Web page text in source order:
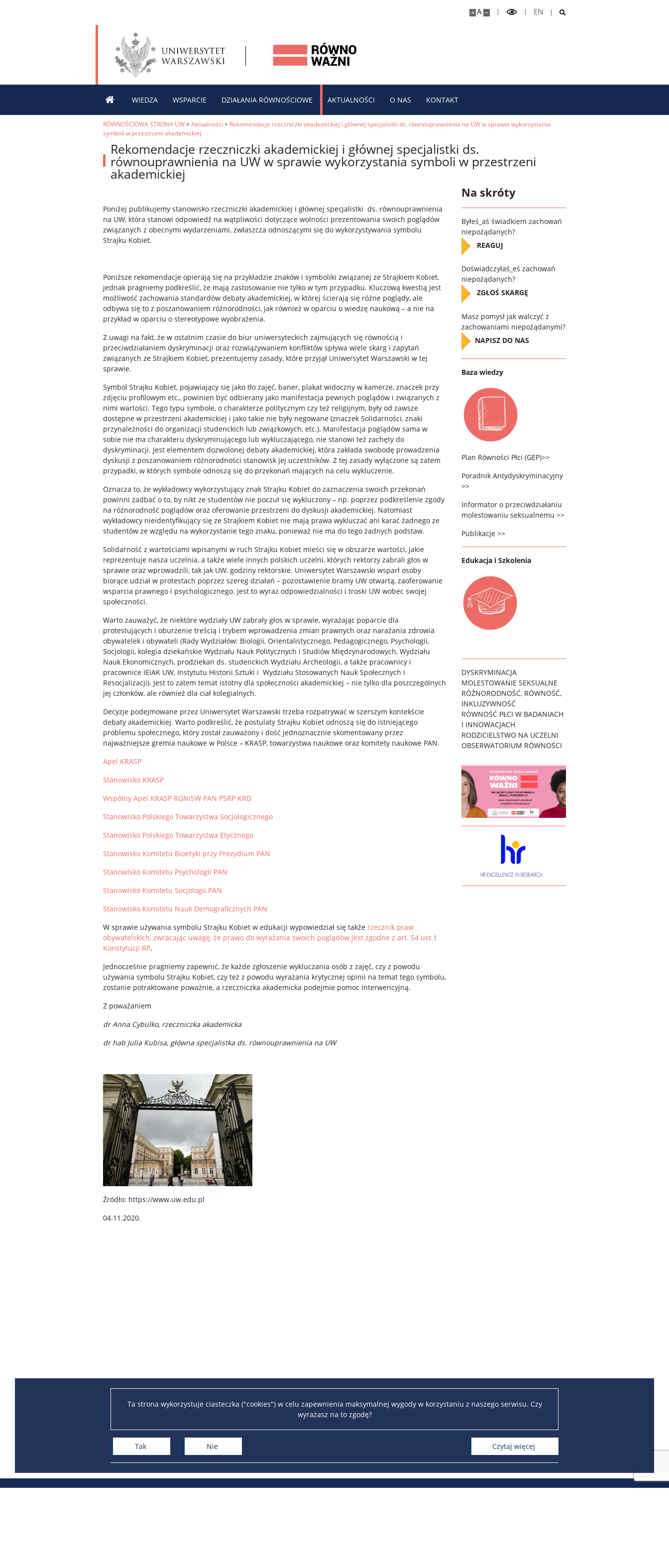
Ta strona wykorzystuje ciasteczka ("cookies") w celu zapewnienia maksymalnej wygody w korzystaniu z naszego serwisu. Czy
wyrażasz na to zgodę?
Tak Nie czytaj więcej
A EN
WIEDZA WSPARCIE DZIAŁANIA RÓWNOŚCIOWE AKTUALNOŚCI O NAS KONTAKT
RÓWNOŚCIOWA STRONA UW>Aktualności > Rekomendacje rzeczniczki akademickiej i głównej specjalistki ds. równouprawnienia na UW w sprawie wykorzystania
symboli w przestrzeni akademickiej
Rekomendacje rzeczniczki akademickiej i głównej specjalistki ds.
równouprawnienia na UW w sprawie wykorzystania symboli w przestrzeni
akademickiej
Poniżej publikujemy stanowisko rzeczniczki akademickiej i głównej specjalistki ds. równouprawnienia
na UW, która stanowi odpowiedź na wątpliwości dotyczące wolności prezentowania swoich poglądów
związanych z obecnymi wydarzeniami, zwłaszcza odnoszącymi się do wykorzystywania symbolu
Strajku Kobiet.
Poniższe rekomendacje opierają się na przykładzie znaków i symboliki związanej ze Strajkiem Kobiet,
jednak pragniemy podkreślić, że mają zastosowanie nie tylko w tym przypadku. Kluczową kwestią jest
możliwość zachowania standardów debaty akademickiej, w której ścierają się różne poglądy, ale
odbywa się to z poszanowaniem różnorodności, jak również w oparciu o wiedzę naukową – a nie na
przykład w oparciu o stereotypowe wyobrażenia.
Z uwagi na fakt, że w ostatnim czasie do biur uniwersyteckich zajmujących się równością i
przeciwdziałaniem dyskryminacji oraz rozwiązywaniem konfliktów spływa wiele skarg i zapytań
związanych ze Strajkiem Kobiet, prezentujemy zasady, które przyjął Uniwersytet Warszawski w tej
sprawie.
Symbol Strajku Kobiet, pojawiający się jako tło zajęć, baner, plakat widoczny w kamerze, znaczek przy
zdjęciu profilowym etc., powinien być odbierany jako manifestacja pewnych poglądów i związanych z
nimi wartości. Tego typu symbole, o charakterze politycznym czy też religijnym, były od zawsze
dostępne w przestrzeni akademickiej i jako takie nie były negowane (znaczek Solidarności, znaki
przynależności do organizacji studenckich lub związkowych, etc.). Manifestacja poglądów sama w
sobie nie ma charakteru dyskryminującego lub wykluczającego, nie stanowi też zachęty do
dyskryminacji. Jest elementem dozwolonej debaty akademickiej, która zakłada swobodę prowadzenia
dyskusji z poszanowaniem różnorodności stanowisk jej uczestników. Z tej zasady wyłączone są zatem
przypadki, w których symbole odnoszą się do przekonań mających na celu wykluczenie.
Oznacza to, że wykładowcy wykorzystujący znak Strajku Kobiet do zaznaczenia swoich przekonań
powinni zadbać o to, by nikt ze studentów nie poczuł się wykluczony – np. poprzez podkreślenie zgody
na różnorodność poglądów oraz oferowanie przestrzeni do dyskusji akademickiej. Natomiast
wykładowcy nieidentyfikujący się ze Strajkiem Kobiet nie mają prawa wykluczać ani karać żadnego ze
studentów ze względu na wykorzystanie tego znaku, ponieważ nie ma do tego żadnych podstaw.
Solidarność z wartościami wpisanymi w ruch Strajku Kobiet mieści się w obszarze wartości, jakie
reprezentuje nasza uczelnia, a także wiele innych polskich uczelni, których rektorzy zabrali głos w
sprawie oraz wprowadzili, tak jak UW, godziny rektorskie. Uniwersytet Warszawski wsparł osoby
biorące udział w protestach poprzez szereg działań – pozostawienie bramy UW otwartą, zaoferowanie
wsparcia prawnego i psychologicznego. Jest to wyraz odpowiedzialności i troski UW wobec swojej
społeczności.
Warto zauważyć, że niektóre wydziały UW zabrały głos w sprawie, wyrażając poparcie dla
protestujących i oburzenie treścią i trybem wprowadzenia zmian prawnych oraz narażania zdrowia
obywatelek i obywateli (Rady Wydziałów: Biologii, Orientalistycznego, Pedagogicznego, Psychologii,
Socjologii, kolegia dziekańskie Wydziału Nauk Politycznych i Studiów Międzynarodowych, Wydziału
Nauk Ekonomicznych, prodziekan ds. studenckich Wydziału Archeologii, a także pracownicy i
pracownice IEiAK UW, Instytutu Historii Sztuki i Wydziału Stosowanych Nauk Społecznych i
Resocjalizacji). Jest to zatem temat istotny dla społeczności akademickiej – nie tylko dla poszczególnych
jej członków, ale również dla ciał kolegialnych.
Decyzje podejmowane przez Uniwersytet Warszawski trzeba rozpatrywać w szerszym kontekście
debaty akademickiej. Warto podkreślić, że postulaty Strajku Kobiet odnoszą się do istniejącego
problemu społecznego, który został zauważony i dość jednoznacznie skomentowany przez
najważniejsze gremia naukowe w Polsce – KRASP, towarzystwa naukowe oraz komitety naukowe PAN.
Apel KRASP
Stanowisko KRASP
Wspólny Apel KRASP RGNiSW PAN PSRP KRD
Stanowisko Polskiego Towarzystwa Socjologicznego
Stanowisko Polskiego Towarzystwa Etycznego
Stanowisko Komitetu Bioetyki przy Prezydium PAN
Stanowisko Komitetu Psychologii PAN
Stanowisko Komitetu Socjologii PAN
Stanowisko Komitetu Nauk Demograficznych PAN
W sprawie używania symbolu Strajku Kobiet w edukacji wypowiedział się także rzecznik praw
obywatelskich, zwracając uwagę, że prawo do wyrażania swoich poglądów jest zgodne z art. 54 ust.1
Konstytucji RP.
Jednocześnie pragniemy zapewnić, że każde zgłoszenie wykluczania osób z zajęć, czy z powodu
używania symbolu Strajku Kobiet, czy też z powodu wyrażania krytycznej opinii na temat tego symbolu,
zostanie potraktowane poważnie, a rzeczniczka akademicka podejmie pomoc interwencyjną.
Z poważaniem
dr Anna Cybulko, rzeczniczka akademicka
dr hab Julia Kubisa, główna specjalistka ds. równouprawnienia na UW
Źródło: https://www.uw.edu.pl
04.11.2020.
Na skróty
Byłeś_aś świadkiem zachowań
niepożądanych?
REAGUJ
Doświadczyłaś_eś zachowań
niepożądanych?
ZGŁOŚ SKARGĘ
Masz pomysł jak walczyć z
zachowaniami niepożądanymi?
NAPISZ DO NAS
Baza wiedzy
Plan Równości Płci (GEP)>>
Poradnik Antydyskryminacyjny
>>
Informator o przeciwdziałaniu
molestowaniu seksualnemu >>
Publikacje >>
Edukacja i Szkolenia
DYSKRYMINACJA
MOLESTOWANIE SEKSUALNE
RÓŻNORODNOŚĆ, RÓWNOŚĆ,
INKLUZYWNOŚĆ
RÓWNOŚĆ PŁCI W BADANIACH
I INNOWACJACH
RODZICIELSTWO NA UCZELNI
OBSERWATORIUM RÓWNOŚCI